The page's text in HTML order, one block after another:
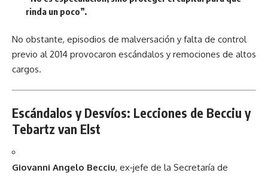
rinda un poco”.
No obstante, episodios de malversación y falta de control
previo al 2014 provocaron escándalos y remociones de altos
cargos.
Escándalos y Desvíos: Lecciones de Becciu y
Tebartz van Elst
Giovanni Angelo Becciu, ex‑jefe de la Secretaría de